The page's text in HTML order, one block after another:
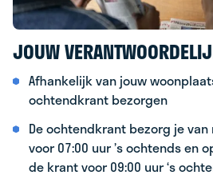
JOUW
Afhankelijk van jouw
ochtendkrant bezorgen
De ochtendkrant bezorg je
voor 07:00 uur ’s ochtends en
de krant voor 09:00 uur ‘s